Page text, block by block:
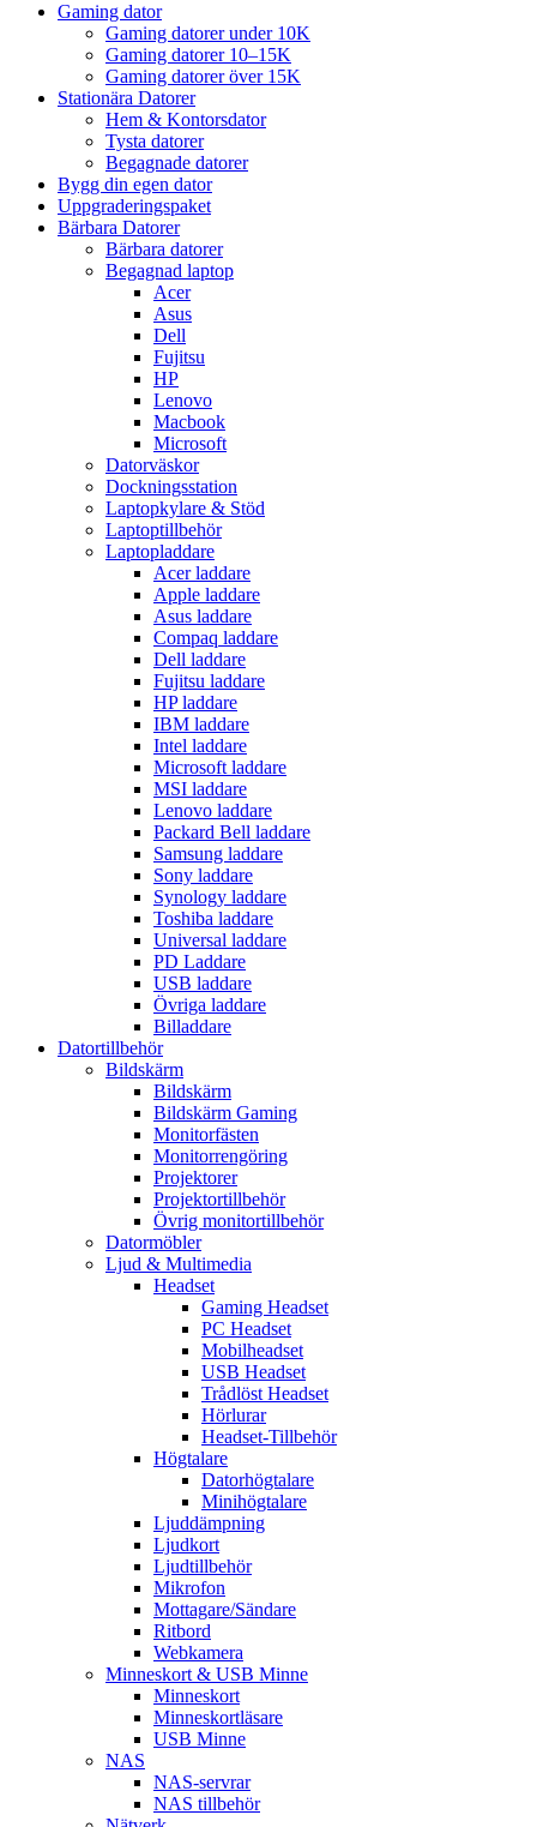
Gaming dator
Gaming datorer under 10K
Gaming datorer 10–15K
Gaming datorer över 15K
Stationära Datorer
Hem & Kontorsdator
Tysta datorer
Begagnade datorer
Bygg din egen dator
Uppgraderingspaket
Bärbara Datorer
Bärbara datorer
Begagnad laptop
Acer
Asus
Dell
Fujitsu
HP
Lenovo
Macbook
Microsoft
Datorväskor
Dockningsstation
Laptopkylare & Stöd
Laptoptillbehör
Laptopladdare
Acer laddare
Apple laddare
Asus laddare
Compaq laddare
Dell laddare
Fujitsu laddare
HP laddare
IBM laddare
Intel laddare
Microsoft laddare
MSI laddare
Lenovo laddare
Packard Bell laddare
Samsung laddare
Sony laddare
Synology laddare
Toshiba laddare
Universal laddare
PD Laddare
USB laddare
Övriga laddare
Billaddare
Datortillbehör
Bildskärm
Bildskärm
Bildskärm Gaming
Monitorfästen
Monitorrengöring
Projektorer
Projektortillbehör
Övrig monitortillbehör
Datormöbler
Ljud & Multimedia
Headset
Gaming Headset
PC Headset
Mobilheadset
USB Headset
Trådlöst Headset
Hörlurar
Headset-Tillbehör
Högtalare
Datorhögtalare
Minihögtalare
Ljuddämpning
Ljudkort
Ljudtillbehör
Mikrofon
Mottagare/Sändare
Ritbord
Webkamera
Minneskort & USB Minne
Minneskort
Minneskortläsare
USB Minne
NAS
NAS-servrar
NAS tillbehör